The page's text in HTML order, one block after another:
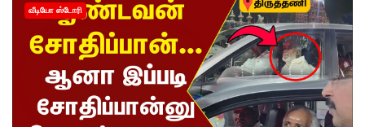
வீடியோ ஸ்டோரி